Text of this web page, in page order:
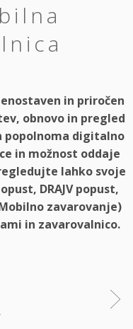
in priročen
obnovo in pregled
popolnoma digitalno
in možnost oddaje
lahko svoje
DRAJV popust,
zavarovanje)
in zavarovalnico.